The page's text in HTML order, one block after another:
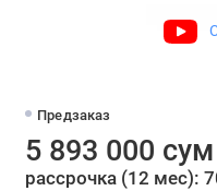
Предзаказ
5 893 000 сум
рассрочка (12 мес):